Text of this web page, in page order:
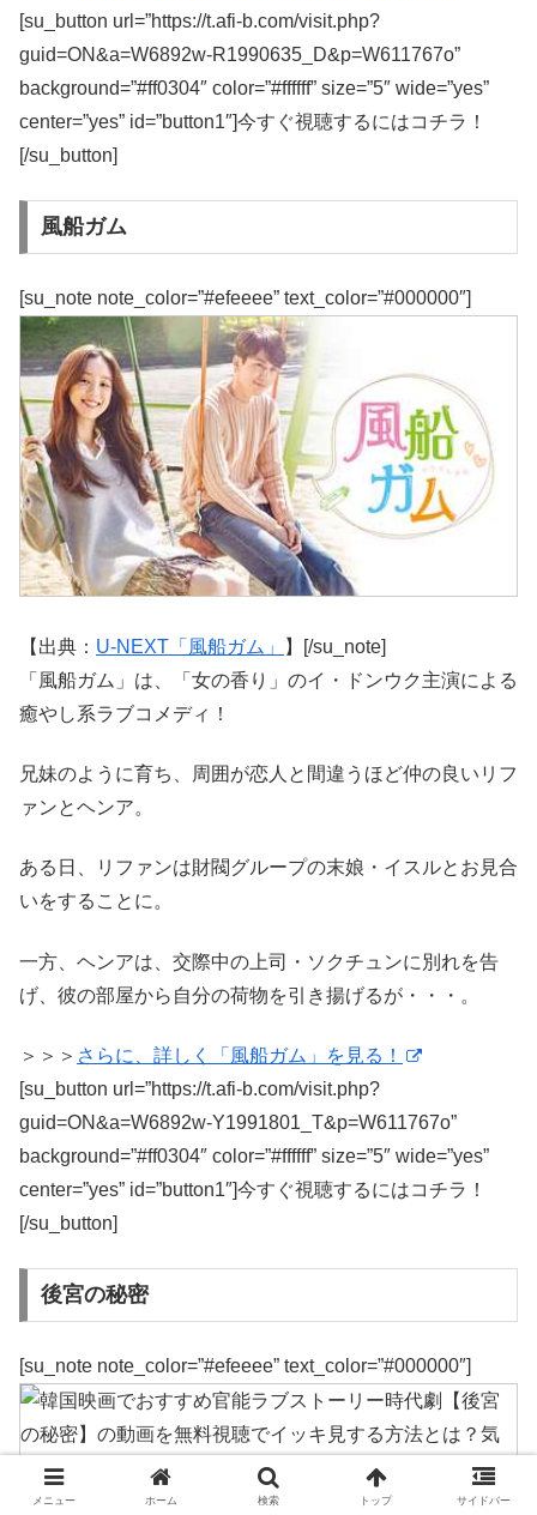
[su_button url=”https://t.afi-b.com/visit.php?
guid=ON&a=W6892w-R1990635_D&p=W611767o”
background=”#ff0304″ color=”#ffffff” size=”5″ wide=”yes”
center=”yes” id=”button1″]今すぐ視聴するにはコチラ！
[/su_button]
風船ガム
[su_note note_color=”#efeeee” text_color=”#000000″]
【出典： U-NEXT「風船ガム」
】[/su_note]
「風船ガム」は、「女の香り」のイ・ドンウク主演による
癒やし系ラブコメディ！
兄妹のように育ち、周囲が恋人と間違うほど仲の良いリフ
ァンとヘンア。
ある日、リファンは財閥グループの末娘・イスルとお見合
いをすることに。
一方、ヘンアは、交際中の上司・ソクチュンに別れを告
げ、彼の部屋から自分の荷物を引き揚げるが・・・。
＞＞＞ さらに、詳しく「風船ガム」を見る！
[su_button url=”https://t.afi-b.com/visit.php?
guid=ON&a=W6892w-Y1991801_T&p=W611767o”
background=”#ff0304″ color=”#ffffff” size=”5″ wide=”yes”
center=”yes” id=”button1″]今すぐ視聴するにはコチラ！
[/su_button]
後宮の秘密
[su_note note_color=”#efeeee” text_color=”#000000″]
メニュー ホーム 検索 トップ サイドバー